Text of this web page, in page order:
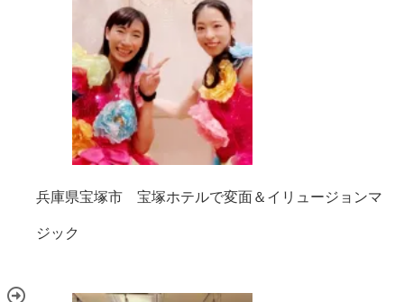
兵庫県宝塚市 宝塚ホテルで変面＆イリュージョンマ
ジック